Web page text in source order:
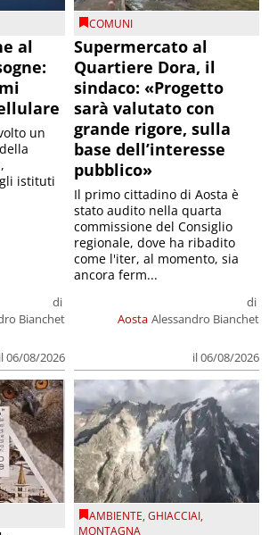
al
di
Bianchet
il 06/08/2026
un
istituti
COMUNI
Supermercato al
Quartiere Dora, il
sindaco: «Progetto
sarà valutato con
grande rigore, sulla
base dell’interesse
pubblico»
Aosta
di
Alessandro Bianchet
il 06/08/2026
Il primo cittadino di Aosta è
stato audito nella quarta
commissione del Consiglio
regionale, dove ha ribadito
come l'iter, al momento, sia
ancora ferm...
AMBIENTE,GHIACCIAI,
MONTAGNA